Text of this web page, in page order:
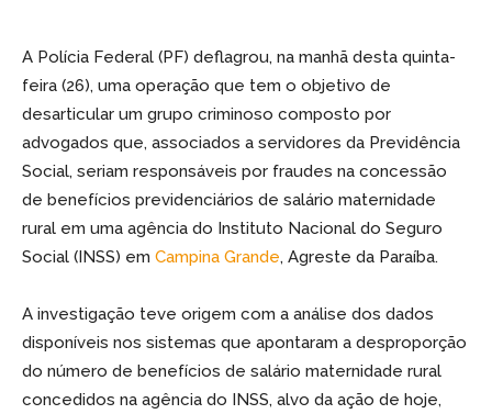
A Polícia Federal (PF) deflagrou, na manhã desta quinta-
feira (26), uma operação que tem o objetivo de
desarticular um grupo criminoso composto por
advogados que, associados a servidores da Previdência
Social, seriam responsáveis por fraudes na concessão
de benefícios previdenciários de salário maternidade
rural em uma agência do Instituto Nacional do Seguro
Social (INSS) em Campina Grande, Agreste da Paraíba.
A investigação teve origem com a análise dos dados
disponíveis nos sistemas que apontaram a desproporção
do número de benefícios de salário maternidade rural
concedidos na agência do INSS, alvo da ação de hoje,